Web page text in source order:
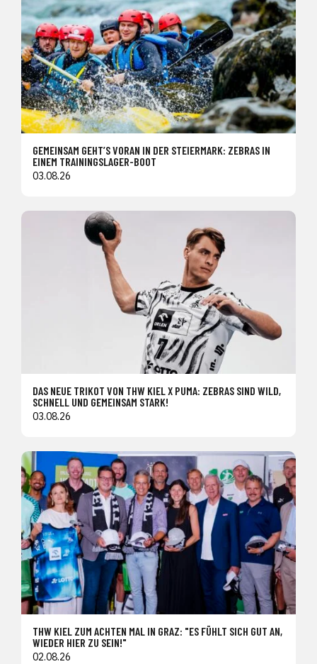
GEMEINSAM GEHT’S VORAN IN DER STEIERMARK: ZEBRAS IN
EINEM TRAININGSLAGER-BOOT
03.08.26
DAS NEUE TRIKOT VON THW KIEL X PUMA: ZEBRAS SIND WILD,
SCHNELL UND GEMEINSAM STARK!
03.08.26
THW KIEL ZUM ACHTEN MAL IN GRAZ: "ES FÜHLT SICH GUT AN,
WIEDER HIER ZU SEIN!"
02.08.26